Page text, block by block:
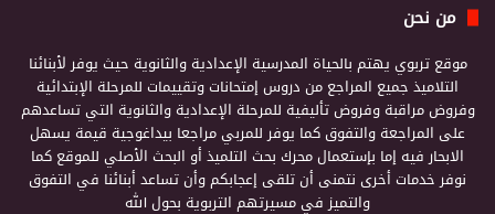
من نحن
موقع تربوي يهتم بالحياة المدرسية الإعدادية والثانوية حيث يوفر لأبنائنا
التلاميذ جميع المراجع من دروس إمتحانات وتقييمات للمرحلة الإبتدائية
وفروض مراقبة وفروض تأليفية للمرحلة الإعدادية والثانوية التي تساعدهم
على المراجعة والتفوق كما يوفر للمربي مراجعا بيداغوجية قيمة يسهل
الابحار فيه إما بإستعمال محرك بحث التلميذ أو البحث الأصلي للموقع كما
نوفر خدمات أخرى نتمنى أن تلقى إعجابكم وأن تساعد أبنائنا في التفوق
والتميز في مسيرتهم التربوية بحول الله